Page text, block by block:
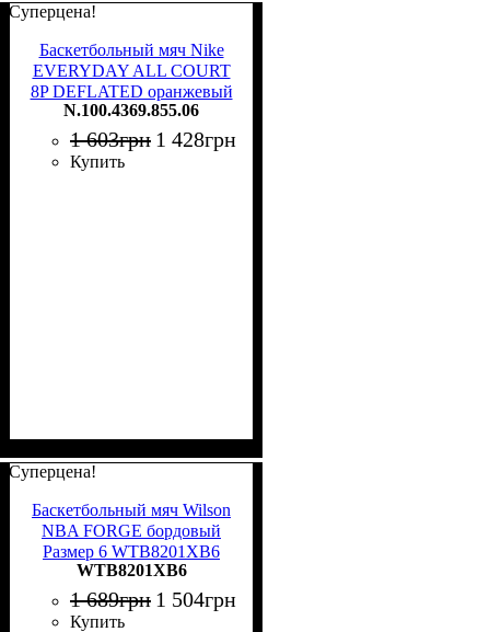
Суперцена!
Баскетбольный мяч Nike
EVERYDAY ALL COURT
8P DEFLATED оранжевый
Размер 6 N.100.4369.855.06
N.100.4369.855.06
1 603грн 1 428грн
Купить
Суперцена!
Баскетбольный мяч Wilson
NBA FORGE бордовый
Размер 6 WTB8201XB6
WTB8201XB6
1 689грн 1 504грн
Купить